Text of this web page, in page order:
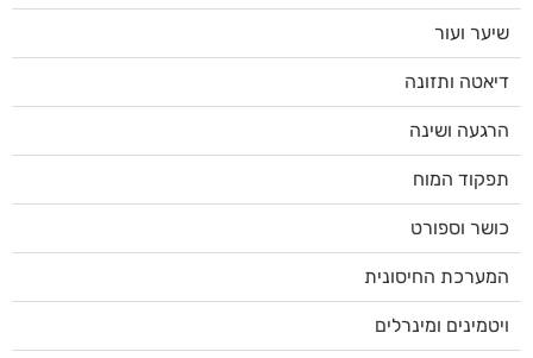
שיער ועור
דיאטה ותזונה
הרגעה ושינה
תפקוד המוח
כושר וספורט
המערכת החיסונית
ויטמינים ומינרלים